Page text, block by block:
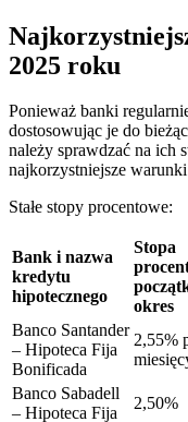
2025 roku
Ponieważ banki
dostosowując je do
należy sprawdzać na ich
najkorzystniejsze
Stałe stopy procentowe:
Bank i nazwa
kredytu
hipotecznego
Stopa
okres
Banco Santander
– Hipoteca Fija
Bonificada
2,55%
Banco Sabadell
– Hipoteca Fija
2,50%